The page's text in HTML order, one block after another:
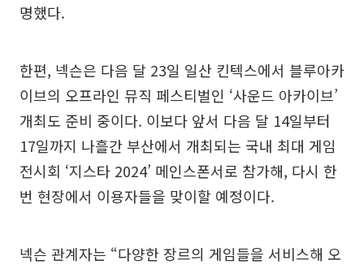
명했다.
한편, 넥슨은 다음 달 23일 일산 킨텍스에서 블루아카
이브의 오프라인 뮤직 페스티벌인 ‘사운드 아카이브’
개최도 준비 중이다. 이보다 앞서 다음 달 14일부터
17일까지 나흘간 부산에서 개최되는 국내 최대 게임
전시회 ‘지스타 2024’ 메인스폰서로 참가해, 다시 한
번 현장에서 이용자들을 맞이할 예정이다.
넥슨 관계자는 “다양한 장르의 게임들을 서비스해 오